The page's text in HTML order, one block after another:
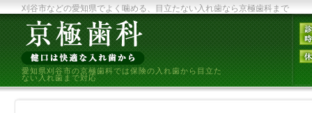
刈谷市などの愛知県でよく噛める、目立たない入れ歯なら京極歯科まで
愛知県刈谷市の京極歯科では保険の入れ歯から目立た
ない入れ歯まで対応